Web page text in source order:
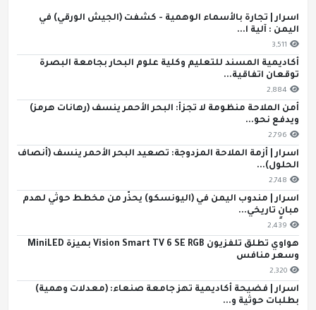
اسرار | تجارة بالأسماء الوهمية - كشفت (الجيش الورقي) في
اليمن : آلية ا...
3,511
أكاديمية المسند للتعليم وكلية علوم البحار بجامعة البصرة
توقعان اتفاقية...
2,884
أمن الملاحة منظومة لا تجزأ: البحر الأحمر ينسف (رهانات هرمز)
ويدفع نحو...
2,796
اسرار | أزمة الملاحة المزدوجة: تصعيد البحر الأحمر ينسف (أنصاف
الحلول)...
2,748
اسرار | مندوب اليمن في (اليونسكو) يحذّر من مخطط حوثي لهدم
مبانٍ تاريخي...
2,439
هواوي تطلق تلفزيون Vision Smart TV 6 SE RGB بميزة MiniLED
وسعر منافس
2,320
اسرار | فضيحة أكاديمية تهز جامعة صنعاء: (معدلات وهمية)
بطلبات حوثية و...